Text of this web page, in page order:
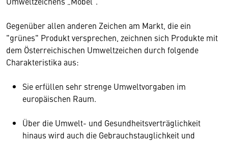
Gegenüber allen anderen Zeichen am Markt, die ein
"grünes" Produkt versprechen, zeichnen sich Produkte mit
dem Österreichischen Umweltzeichen durch folgende
Charakteristika aus:
Sie erfüllen sehr strenge Umweltvorgaben im
europäischen Raum.
Über die Umwelt- und Gesundheitsverträglichkeit
hinaus wird auch die Gebrauchstauglichkeit und